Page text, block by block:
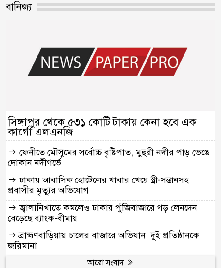
বানিজ্য
সিঙ্গাপুর থেকে ৫৩১ কোটি টাকায় কেনা হবে এক
কার্গো এলএনজি
ফেনীতে মৌসুমের সর্বোচ্চ বৃষ্টিপাত, মুহুরী নদীর পাড় ভেঙে
দোকান নদীগর্ভে
ঢাকায় আবাসিক হোটেলের খাবার খেয়ে স্ত্রী-সন্তানসহ
প্রবাসীর মৃত্যুর অভিযোগ
জ্বালানিখাতে কমলেও ঢাকার পুঁজিবাজারে গড় লেনদেন
বেড়েছে ব্যাংক-বীমায়
ব্রাহ্মণবাড়িয়ায় চালের বাজারে অভিযান, দুই প্রতিষ্ঠানকে
জরিমানা
আরো সংবাদ